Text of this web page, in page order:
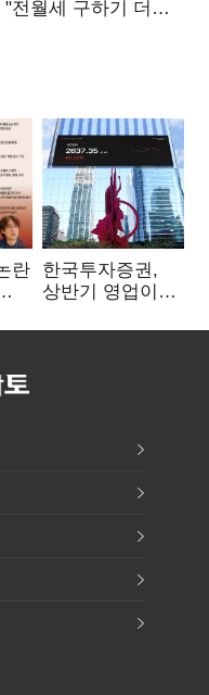
전월세 구하기 더
란
한국투자증권,
상반기 영업이익
전년비 89.1%↑